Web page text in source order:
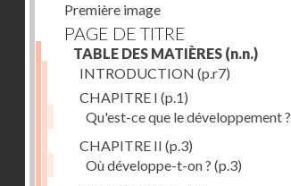
Première image
PAGE DE TITRE
TABLE DES MATIÈRES (n.n.)
INTRODUCTION (p.r7)
CHAPITRE I (p.1)
Qu'est-ce que le développement ?
CHAPITRE II (p.3)
Où développe-t-on ? (p.3)